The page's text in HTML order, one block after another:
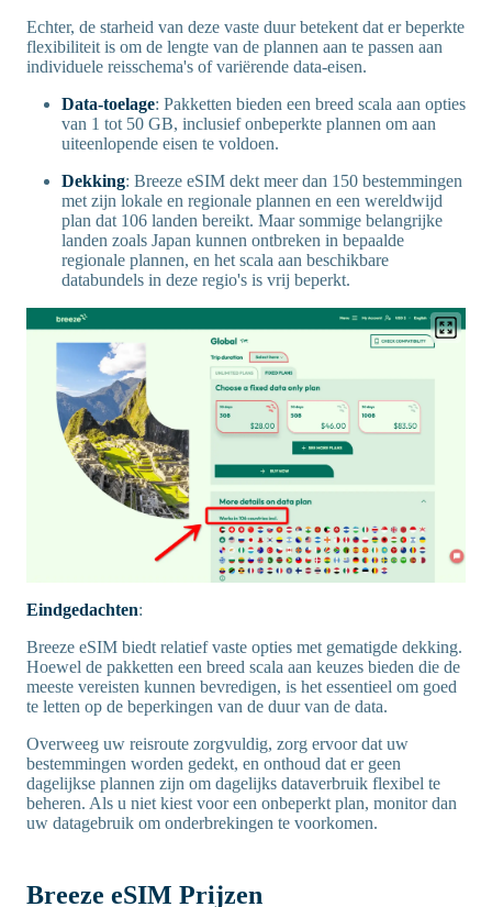
Echter, de starheid van deze vaste duur betekent dat er beperkte
flexibiliteit is om de lengte van de plannen aan te passen aan
individuele reisschema's of variërende data-eisen.
Data-toelage: Pakketten bieden een breed scala aan opties
van 1 tot 50 GB, inclusief onbeperkte plannen om aan
uiteenlopende eisen te voldoen.
Dekking: Breeze eSIM dekt meer dan 150 bestemmingen
met zijn lokale en regionale plannen en een wereldwijd
plan dat 106 landen bereikt. Maar sommige belangrijke
landen zoals Japan kunnen ontbreken in bepaalde
regionale plannen, en het scala aan beschikbare
databundels in deze regio's is vrij beperkt.
Eindgedachten:
Breeze eSIM biedt relatief vaste opties met gematigde dekking.
Hoewel de pakketten een breed scala aan keuzes bieden die de
meeste vereisten kunnen bevredigen, is het essentieel om goed
te letten op de beperkingen van de duur van de data.
Overweeg uw reisroute zorgvuldig, zorg ervoor dat uw
bestemmingen worden gedekt, en onthoud dat er geen
dagelijkse plannen zijn om dagelijks dataverbruik flexibel te
beheren. Als u niet kiest voor een onbeperkt plan, monitor dan
uw datagebruik om onderbrekingen te voorkomen.
Breeze eSIM Prijzen